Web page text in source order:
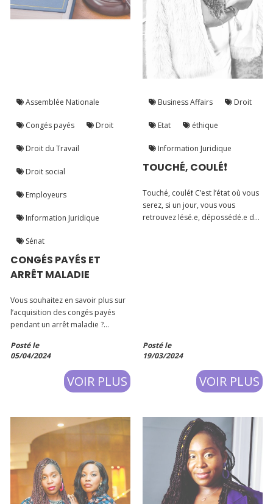
CONGÉS PAYÉS ET
ARRÊT MALADIE
Vous souhaitez en savoir plus sur
l’acquisition des congés payés
pendant un arrêt maladie ?
matière en adéquation avec le
droit européen ?
Posté le
05/04/2024
VOIR PLUS
Assemblée Nationale
Congés payés Droit
Droit du Travail
Droit social
Employeurs
Information Juridique
Sénat
TOUCHÉ, COULÉ❗️
Touché, coulé❗️ C’est l’état où vous
serez, si un jour, vous vous
retrouvez lésé.e, dépossédé.e de
Posté le
19/03/2024
VOIR PLUS
Business Affairs Droit
Etat éthique
Information Juridique